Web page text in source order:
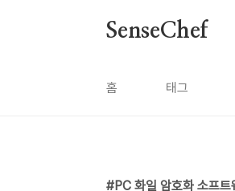
SenseChef
홈 태그
PC 화일 암호화 소프